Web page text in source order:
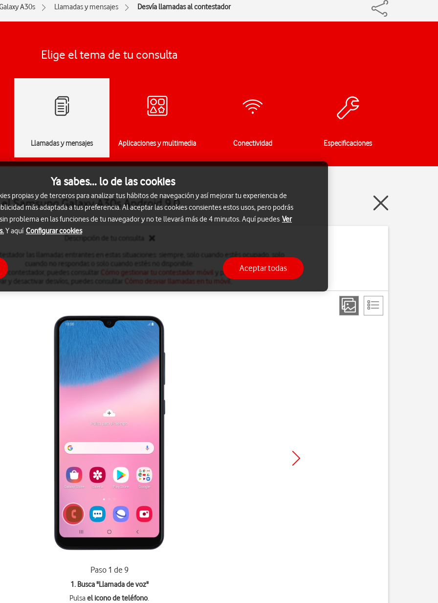
A30s Llamadas y mensajes Desvía llamadas al contestador
Elige el tema de tu consulta
Llamadas y mensajes Aplicaciones y multimedia Conectividad Especificaciones
Samsung Galaxy A30s Android 9.0
el contestador, puedes consultar
Cómo gestionar tu contestador móvil
y para saber más sobre
y desactivar desvíos, puedes consultar
Cómo desviar llamadas en tu móvil.
Paso 1 de 9
1. Busca "Llamada de voz"
Pulsael icono de teléfono.
Ya sabes... lo de las cookies
propias y de terceros para analizar tus hábitos de navegación y así mejorar tu experiencia de
más adaptada a tus preferencia. Al aceptar las cookies consientes estos usos, pero podrás
problema en las funciones de tu navegador y no te llevará más de 4 minutos. Aquí puedes Ver
Y aquí Configurar cookies
Aceptar todas